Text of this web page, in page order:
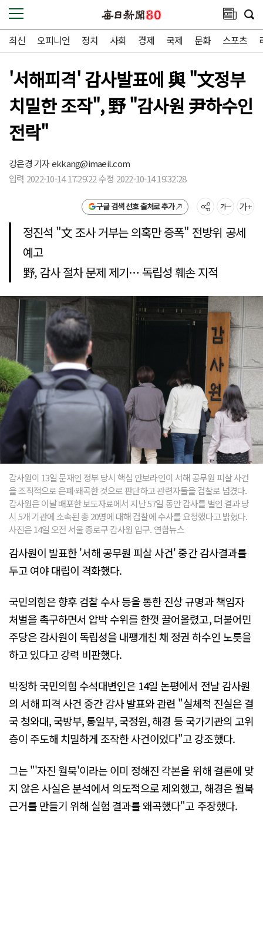
최신 오피니언 정치 사회 경제 국제 문화 스포츠
'서해피격' 감사발표에 與 "文정부
치밀한 조작", 野 "감사원 尹하수인
전락"
강은경 기자ekkang@imaeil.com
입력 2022-10-14 17:29:22 수정 2022-10-14 19:32:28
구글 검색 선호 출처로 추가
정진석 "文 조사 거부는 의혹만 증폭" 전방위 공세
예고
野, 감사 절차 문제 제기… 독립성 훼손 지적
감사원이 13일 문재인 정부 당시 핵심 안보라인이 서해 공무원 피살 사건
을 조직적으로 은폐·왜곡한 것으로 판단하고 관련자들을 검찰로 넘겼다.
감사원은 이날 배포한 보도자료에서 지난 57일 동안 감사를 벌인 결과 당
시 5개 기관에 소속된 총 20명에 대해 검찰에 수사를 요청했다고 밝혔다.
사진은 14일 오전 서울 종로구 감사원 입구. 연합뉴스
감사원이 발표한 '서해 공무원 피살 사건' 중간 감사결과를
두고 여야 대립이 격화했다.
국민의힘은 향후 검찰 수사 등을 통한 진상 규명과 책임자
처벌을 촉구하면서 압박 수위를 한껏 끌어올렸고, 더불어민
주당은 감사원이 독립성을 내팽개친 채 정권 하수인 노릇을
하고 있다고 강력 비판했다.
박정하 국민의힘 수석대변인은 14일 논평에서 전날 감사원
의 서해 피격 사건 중간 감사 발표와 관련 "실체적 진실은 결
국 청와대, 국방부, 통일부, 국정원, 해경 등 국가기관의 고위
층이 주도해 치밀하게 조작한 사건이었다"고 강조했다.
그는 "'자진 월북'이라는 이미 정해진 각본을 위해 결론에 맞
지 않은 사실은 분석에서 의도적으로 제외했고, 해경은 월북
근거를 만들기 위해 실험 결과를 왜곡했다"고 주장했다.